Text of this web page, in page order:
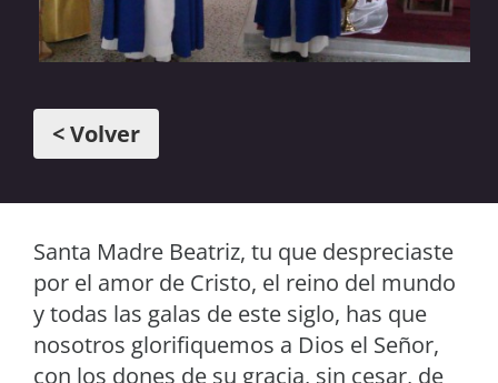
< Volver
Santa Madre Beatriz, tu que despreciaste
por el amor de Cristo, el reino del mundo
y todas las galas de este siglo, has que
nosotros glorifiquemos a Dios el Señor,
con los dones de su gracia, sin cesar, de